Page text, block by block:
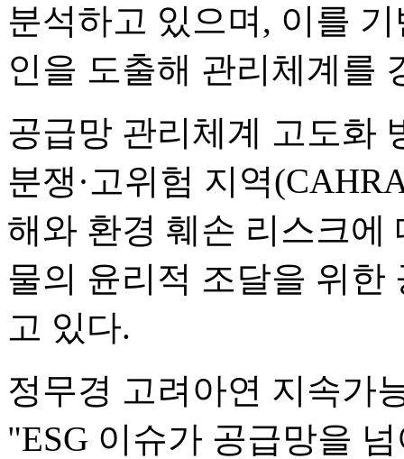
분석하고 있으며, 이를
인을 도출해 관리체계를
공급망 관리체계 고도화
분쟁·고위험 지역
해와 환경 훼손 리스크에
물의 윤리적 조달을 위한
고 있다.
정무경 고려아연 지속가
"ESG 이슈가 공급망을